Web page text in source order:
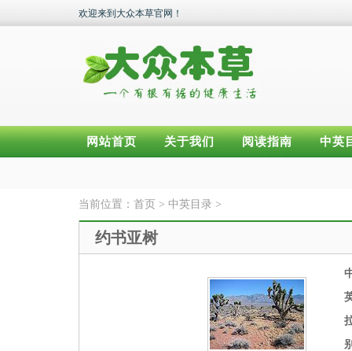
欢迎来到大众本草官网！
网站首页 关于我们 阅读指南 中英
当前位置： 首页 > 中英目录 >
约书亚树